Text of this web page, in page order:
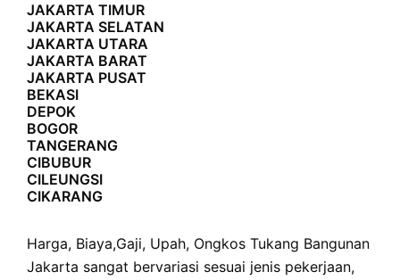
JAKARTA TIMUR
JAKARTA SELATAN
JAKARTA UTARA
JAKARTA BARAT
JAKARTA PUSAT
BEKASI
DEPOK
BOGOR
TANGERANG
CIBUBUR
CILEUNGSI
CIKARANG
Harga, Biaya,Gaji, Upah, Ongkos Tukang Bangunan
Jakarta sangat bervariasi sesuai jenis pekerjaan,